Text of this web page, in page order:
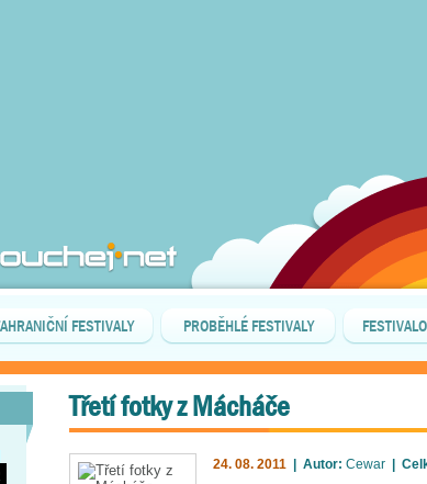
FESTIVALY PROBĚHLÉ FESTIVALY
Třetí fotky z Mácháče
24. 08. 2011 | Autor: Cewar |